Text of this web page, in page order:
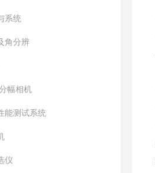
系统
角分辨
幅相机
能测试系统
仪